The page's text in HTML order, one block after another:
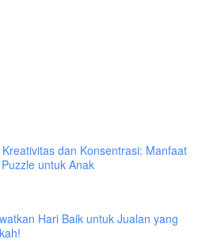
dan Konsentrasi: Manfaat
untuk Anak
Hari Baik untuk Jualan yang